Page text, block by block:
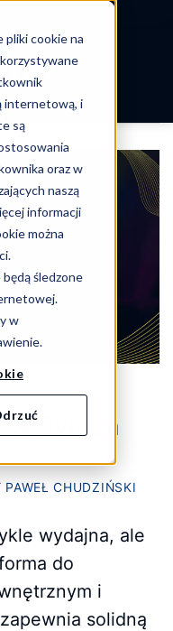
cookie na
internetową, i
są
oraz w
naszą
informacji
można
śledzone
w
w Syteca
PAWEŁ CHUDZIŃSKI
wydajna, ale
do
i
solidną